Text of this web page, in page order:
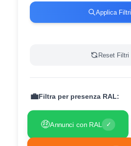
Applica Filtri
Reset Filtri
💼Filtra per presenza RAL:
🤑Annunci con RAL ✓